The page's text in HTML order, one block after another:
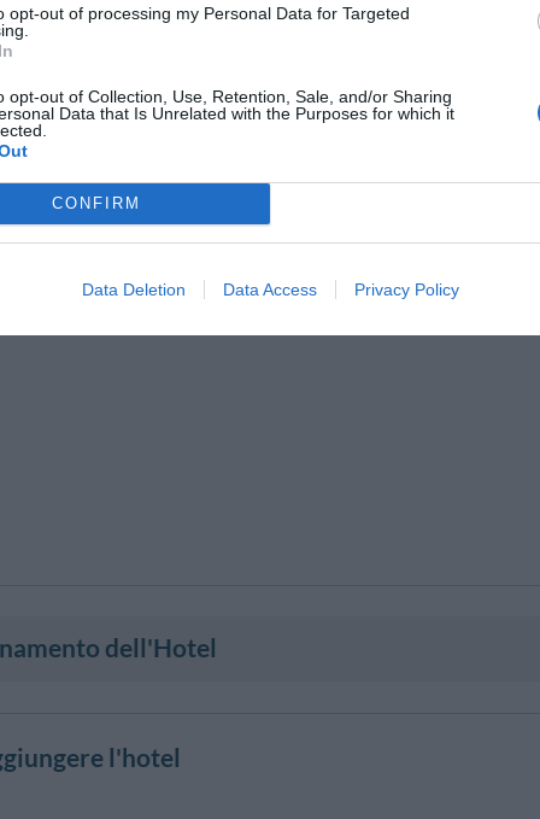
opt-out of processing my Personal Data for Targeted
opt-out of Collection, Use, Retention, Sale, and/or Sharing
Data that Is Unrelated with the Purposes for which it
CONFIRM
Data Deletion Data Access Privacy Policy
Porto
Transfer da/per Spiaggia
dell'hotel
Ristrutturato recentemente
dell'Hotel
l'hotel